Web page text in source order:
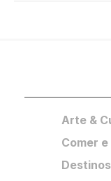
Arte &
Comer
Destinos